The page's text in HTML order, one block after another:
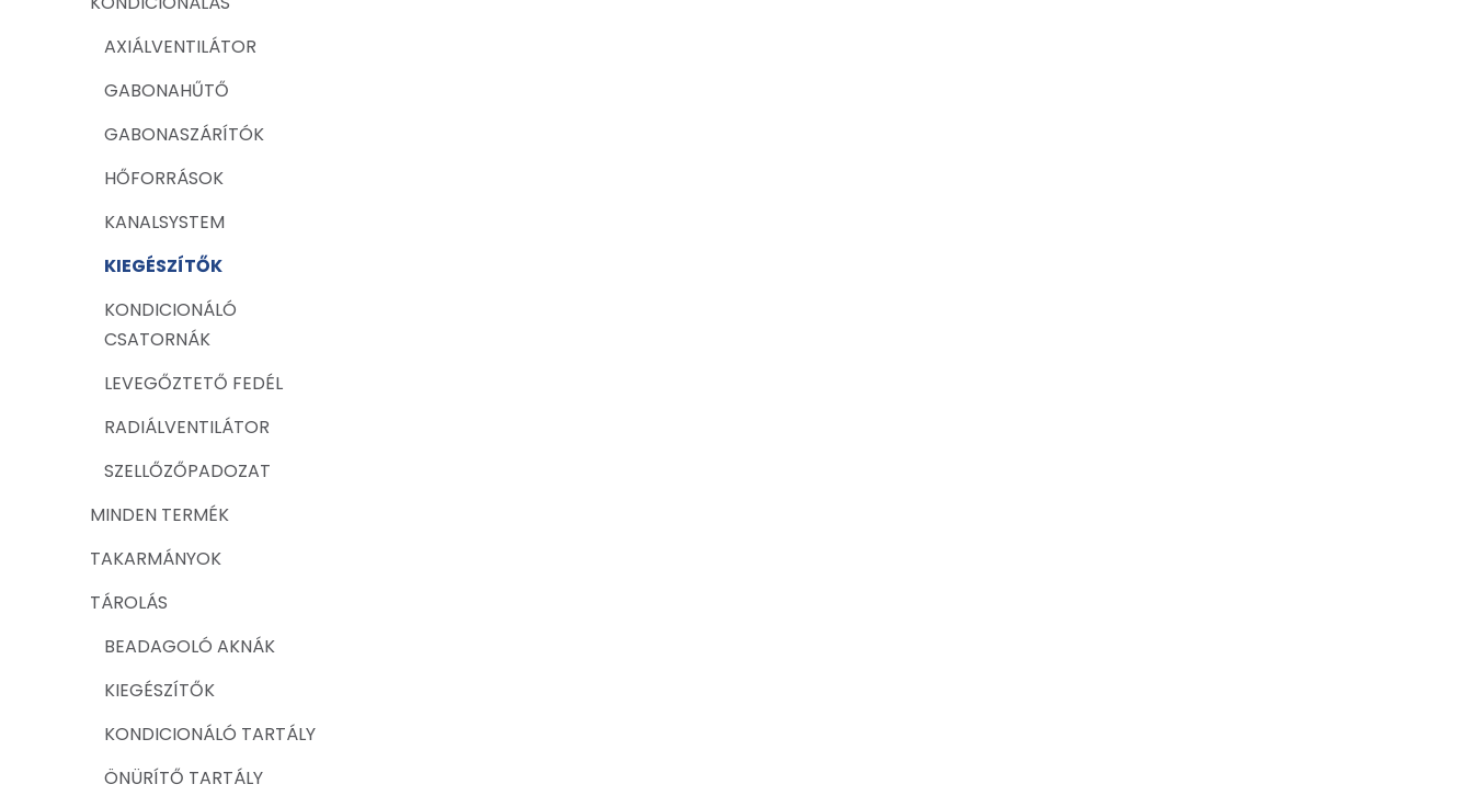
AXIÁLVENTILÁTOR
GABONAHŰTŐ
GABONASZÁRÍTÓK
HŐFORRÁSOK
KANALSYSTEM
KIEGÉSZÍTŐK
KONDICIONÁLÓ
CSATORNÁK
LEVEGŐZTETŐ FEDÉL
RADIÁLVENTILÁTOR
SZELLŐZŐPADOZAT
MINDEN TERMÉK
TAKARMÁNYOK
TÁROLÁS
BEADAGOLÓ AKNÁK
KIEGÉSZÍTŐK
KONDICIONÁLÓ TARTÁLY
ÖNÜRÍTŐ TARTÁLY